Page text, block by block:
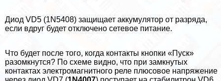
Диод VD5 (1N5408) защищает аккумулятор от разряда,
если вдруг будет отключено сетевое питание.
Что будет после того, когда контакты кнопки «Пуск»
разомкнутся? По схеме видно, что при замкнутых
контактах электромагнитного реле плюсовое напряжение